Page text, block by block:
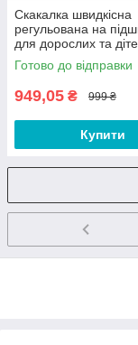
Скакалка швидкісна
регульована на
для дорослих та
фітнесу, кросфіту,
спорту D4
Готово до відправки
949,05 ₴ 999 ₴
Купити